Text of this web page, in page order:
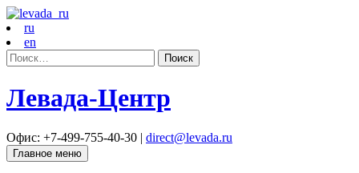
ru
en
Найти:
Левада-Центр
Офис: +7-499-755-40-30 | direct@levada.ru
Главное меню